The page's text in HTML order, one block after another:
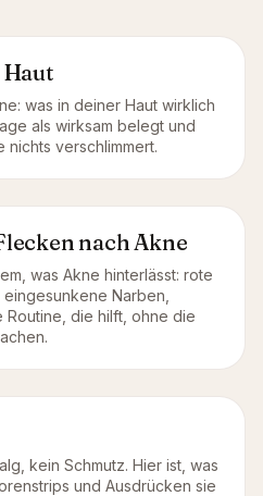
was in deiner Haut wirklich
als wirksam belegt und
verschlimmert.
nach Akne
was Akne hinterlässt: rote
Narben,
die hilft, ohne die
kein Schmutz. Hier ist, was
und Ausdrücken sie